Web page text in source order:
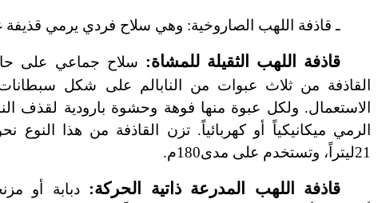
ـ قاذفة اللهب الصاروخية: وهي سلاح فردي يرمي قذيفة غير
قاذفة اللهب الثقيلة للمشاة: سلاح جماعي على
القاذفة من ثلاث عبوات من النابالم على شكل
الاستعمال. ولكل عبوة منها فوهة وحشوة بارودية لقذف
21ليتراً، وتستخدم على مدى180م.
قاذفة اللهب المدرعة ذاتية الحركة: دبابة أو